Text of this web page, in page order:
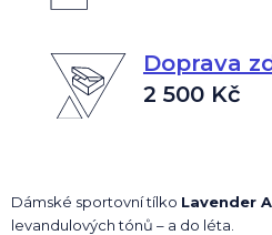
Doprava
2 500 Kč
Dámské sportovní tílko Lavender
levandulových tónů – a do léta.